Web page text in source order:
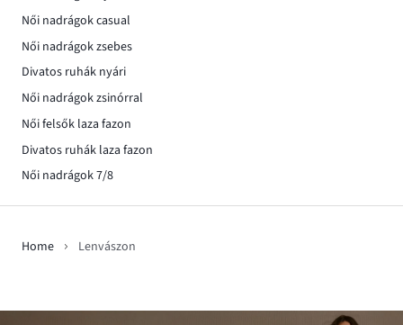
Női nadrágok casual
Női nadrágok zsebes
Divatos ruhák nyári
Női nadrágok zsinórral
Női felsők laza fazon
Divatos ruhák laza fazon
Női nadrágok 7/8
Home Lenvászon